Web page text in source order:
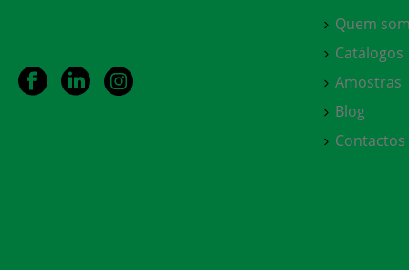
Quem
Catálogos
Amostras
Blog
Contactos